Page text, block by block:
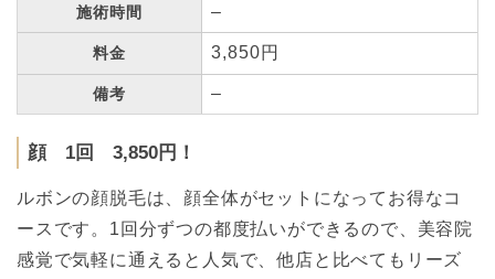
施術時間 –
料金 3,850円
備考 –
顔 1回 3,850円！
ルボンの顔脱毛は、顔全体がセットになってお得なコ
ースです。1回分ずつの都度払いができるので、美容院
感覚で気軽に通えると人気で、他店と比べてもリーズ